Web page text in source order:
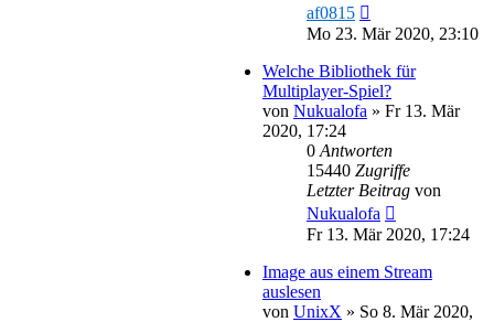
af0815
Mo 23. Mär 2020, 23:10
Welche Bibliothek für
Multiplayer-Spiel?
von Nukualofa » Fr 13. Mär
2020, 17:24
0 Antworten
15440 Zugriffe
Letzter Beitrag von
Nukualofa
Fr 13. Mär 2020, 17:24
Image aus einem Stream
auslesen
von UnixX » So 8. Mär 2020,